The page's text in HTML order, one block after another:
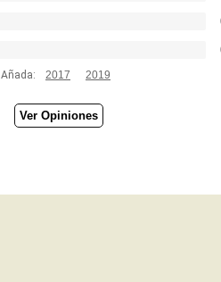
Añada:
2017 2019
Ver Opiniones